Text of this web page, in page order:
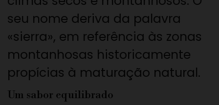
seu nome deriva da palavra
«sierra», em referência às zonas
montanhosas historicamente
propícias à maturação natural.
Um sabor equilibrado